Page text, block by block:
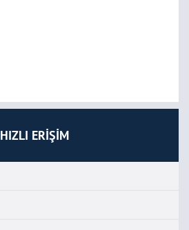
HIZLI ERİŞİM